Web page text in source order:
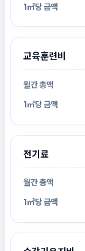
교육훈련비
전기료